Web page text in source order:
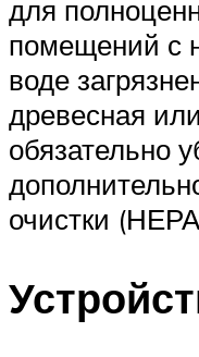
для
помещений с
воде
древесная
обязательно
очистки